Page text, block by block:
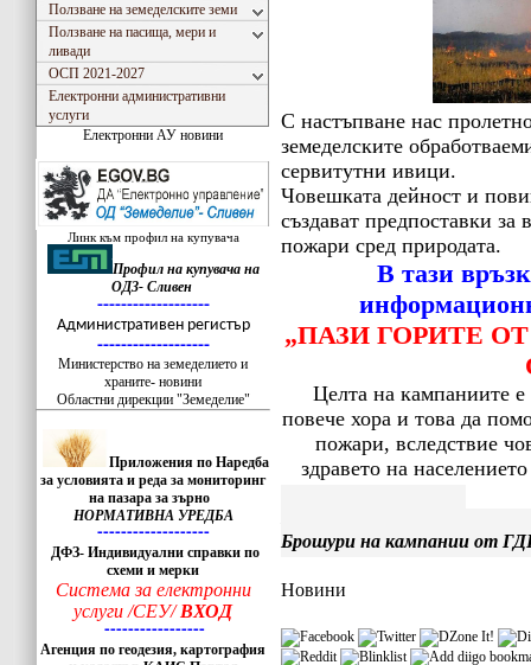
Ползване на земеделските земи
Ползване на пасища, мери и
ливади
ОСП 2021-2027
Електронни административни
услуги
Електронни АУ новини
Линк към профил на купувача
Профил на купувача на
ОДЗ- Сливен
-------------------
Административен регистър
-------------------
Министерство на земеделието и
храните- новини
Областни дирекции "Земеделие"
Приложения по Наредба
за условията и реда за мониторинг
на пазара за зърно
НОРМАТИВНА УРЕДБА
-------------------
ДФЗ- Индивидуални справки по
схеми и мерки
Система за електронни
услуги /СЕУ/ВХОД
-----------------
Агенция по геодезия, картография
С настъпване нас
земеделските
сервитутни ивици.
Човешката дейност и
създават предпоставки за
пожари сред природата.
В тази
„ПАЗИ ГОРИТЕ
Целта на кампаниите
повече хора и това да
пожари, вследствие
здравето на
Брошури на кампании от
Новини
за въвеждане на еврото в РБългария, ОДЗ- Сливен ще превалутира всички левови